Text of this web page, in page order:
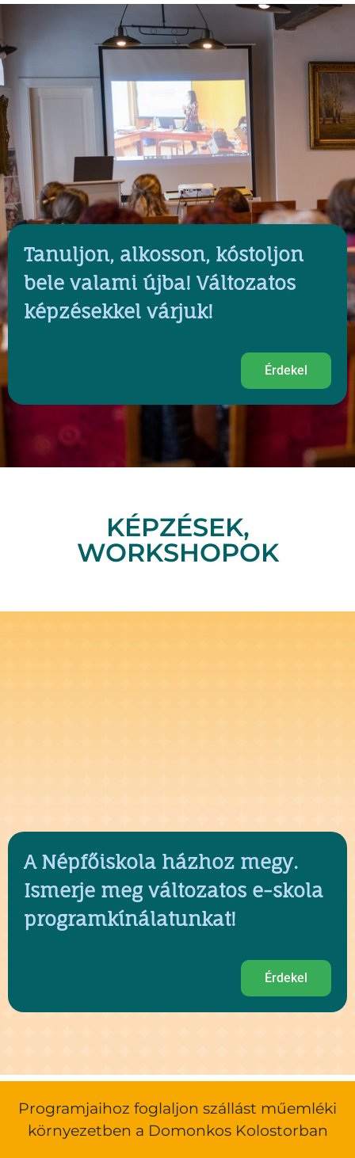
Tanuljon, alkosson, kóstoljon
bele valami újba! Változatos
képzésekkel várjuk!
Érdekel
KÉPZÉSEK,
WORKSHOPOK
A Népfőiskola házhoz megy.
Ismerje meg változatos e-skola
programkínálatunkat!
Érdekel
Programjaihoz foglaljon szállást műemléki
környezetben a Domonkos Kolostorban